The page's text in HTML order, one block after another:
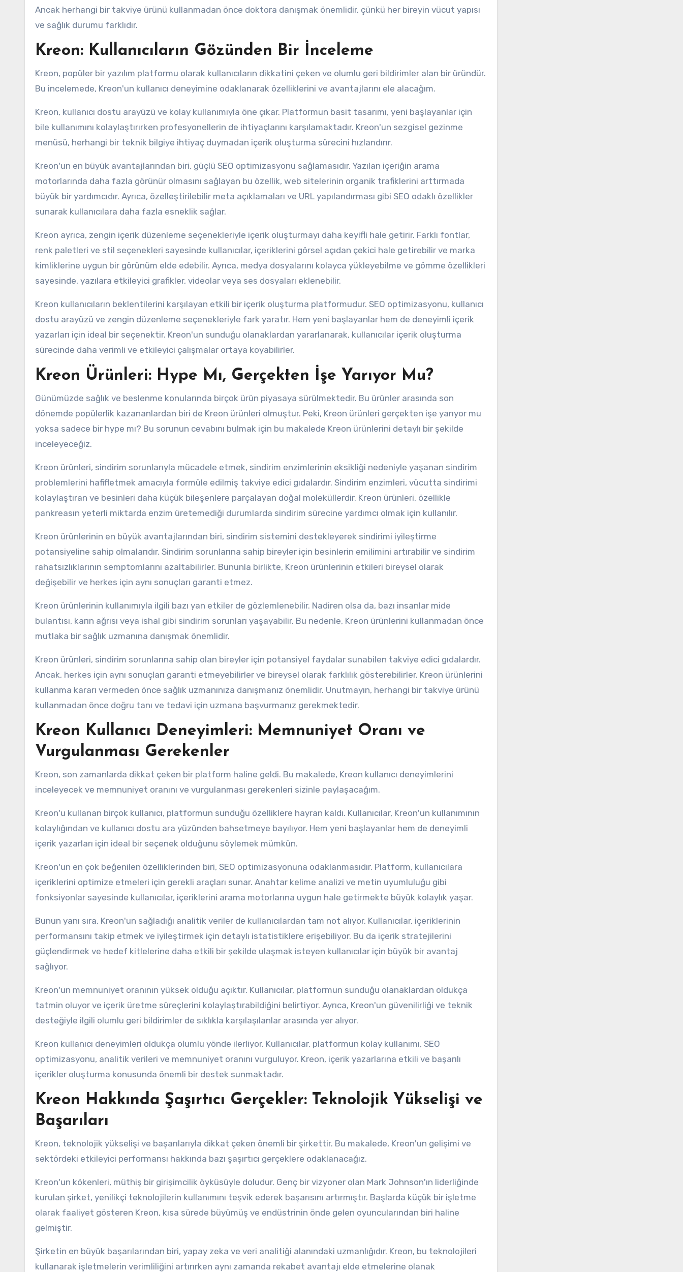
Ancak herhangi bir takviye ürünü kullanmadan önce doktora danışmak önemlidir, çünkü her bireyin vücut yapısı
ve sağlık durumu farklıdır.
Kreon: Kullanıcıların Gözünden Bir İnceleme
Kreon, popüler bir yazılım platformu olarak kullanıcıların dikkatini çeken ve olumlu geri bildirimler alan bir üründür.
Bu incelemede, Kreon'un kullanıcı deneyimine odaklanarak özelliklerini ve avantajlarını ele alacağım.
Kreon, kullanıcı dostu arayüzü ve kolay kullanımıyla öne çıkar. Platformun basit tasarımı, yeni başlayanlar için
bile kullanımını kolaylaştırırken profesyonellerin de ihtiyaçlarını karşılamaktadır. Kreon'un sezgisel gezinme
menüsü, herhangi bir teknik bilgiye ihtiyaç duymadan içerik oluşturma sürecini hızlandırır.
Kreon'un en büyük avantajlarından biri, güçlü SEO optimizasyonu sağlamasıdır. Yazılan içeriğin arama
motorlarında daha fazla görünür olmasını sağlayan bu özellik, web sitelerinin organik trafiklerini arttırmada
büyük bir yardımcıdır. Ayrıca, özelleştirilebilir meta açıklamaları ve URL yapılandırması gibi SEO odaklı özellikler
sunarak kullanıcılara daha fazla esneklik sağlar.
Kreon ayrıca, zengin içerik düzenleme seçenekleriyle içerik oluşturmayı daha keyifli hale getirir. Farklı fontlar,
renk paletleri ve stil seçenekleri sayesinde kullanıcılar, içeriklerini görsel açıdan çekici hale getirebilir ve marka
kimliklerine uygun bir görünüm elde edebilir. Ayrıca, medya dosyalarını kolayca yükleyebilme ve gömme özellikleri
sayesinde, yazılara etkileyici grafikler, videolar veya ses dosyaları eklenebilir.
Kreon kullanıcıların beklentilerini karşılayan etkili bir içerik oluşturma platformudur. SEO optimizasyonu, kullanıcı
dostu arayüzü ve zengin düzenleme seçenekleriyle fark yaratır. Hem yeni başlayanlar hem de deneyimli içerik
yazarları için ideal bir seçenektir. Kreon'un sunduğu olanaklardan yararlanarak, kullanıcılar içerik oluşturma
sürecinde daha verimli ve etkileyici çalışmalar ortaya koyabilirler.
Kreon Ürünleri: Hype Mı, Gerçekten İşe Yarıyor Mu?
Günümüzde sağlık ve beslenme konularında birçok ürün piyasaya sürülmektedir. Bu ürünler arasında son
dönemde popülerlik kazananlardan biri de Kreon ürünleri olmuştur. Peki, Kreon ürünleri gerçekten işe yarıyor mu
yoksa sadece bir hype mı? Bu sorunun cevabını bulmak için bu makalede Kreon ürünlerini detaylı bir şekilde
inceleyeceğiz.
Kreon ürünleri, sindirim sorunlarıyla mücadele etmek, sindirim enzimlerinin eksikliği nedeniyle yaşanan sindirim
problemlerini hafifletmek amacıyla formüle edilmiş takviye edici gıdalardır. Sindirim enzimleri, vücutta sindirimi
kolaylaştıran ve besinleri daha küçük bileşenlere parçalayan doğal moleküllerdir. Kreon ürünleri, özellikle
pankreasın yeterli miktarda enzim üretemediği durumlarda sindirim sürecine yardımcı olmak için kullanılır.
Kreon ürünlerinin en büyük avantajlarından biri, sindirim sistemini destekleyerek sindirimi iyileştirme
potansiyeline sahip olmalarıdır. Sindirim sorunlarına sahip bireyler için besinlerin emilimini artırabilir ve sindirim
rahatsızlıklarının semptomlarını azaltabilirler. Bununla birlikte, Kreon ürünlerinin etkileri bireysel olarak
değişebilir ve herkes için aynı sonuçları garanti etmez.
Kreon ürünlerinin kullanımıyla ilgili bazı yan etkiler de gözlemlenebilir. Nadiren olsa da, bazı insanlar mide
bulantısı, karın ağrısı veya ishal gibi sindirim sorunları yaşayabilir. Bu nedenle, Kreon ürünlerini kullanmadan önce
mutlaka bir sağlık uzmanına danışmak önemlidir.
Kreon ürünleri, sindirim sorunlarına sahip olan bireyler için potansiyel faydalar sunabilen takviye edici gıdalardır.
Ancak, herkes için aynı sonuçları garanti etmeyebilirler ve bireysel olarak farklılık gösterebilirler. Kreon ürünlerini
kullanma kararı vermeden önce sağlık uzmanınıza danışmanız önemlidir. Unutmayın, herhangi bir takviye ürünü
kullanmadan önce doğru tanı ve tedavi için uzmana başvurmanız gerekmektedir.
Kreon Kullanıcı Deneyimleri: Memnuniyet Oranı ve
Vurgulanması Gerekenler
Kreon, son zamanlarda dikkat çeken bir platform haline geldi. Bu makalede, Kreon kullanıcı deneyimlerini
inceleyecek ve memnuniyet oranını ve vurgulanması gerekenleri sizinle paylaşacağım.
Kreon'u kullanan birçok kullanıcı, platformun sunduğu özelliklere hayran kaldı. Kullanıcılar, Kreon'un kullanımının
kolaylığından ve kullanıcı dostu ara yüzünden bahsetmeye bayılıyor. Hem yeni başlayanlar hem de deneyimli
içerik yazarları için ideal bir seçenek olduğunu söylemek mümkün.
Kreon'un en çok beğenilen özelliklerinden biri, SEO optimizasyonuna odaklanmasıdır. Platform, kullanıcılara
içeriklerini optimize etmeleri için gerekli araçları sunar. Anahtar kelime analizi ve metin uyumluluğu gibi
fonksiyonlar sayesinde kullanıcılar, içeriklerini arama motorlarına uygun hale getirmekte büyük kolaylık yaşar.
Bunun yanı sıra, Kreon'un sağladığı analitik veriler de kullanıcılardan tam not alıyor. Kullanıcılar, içeriklerinin
performansını takip etmek ve iyileştirmek için detaylı istatistiklere erişebiliyor. Bu da içerik stratejilerini
güçlendirmek ve hedef kitlelerine daha etkili bir şekilde ulaşmak isteyen kullanıcılar için büyük bir avantaj
sağlıyor.
Kreon'un memnuniyet oranının yüksek olduğu açıktır. Kullanıcılar, platformun sunduğu olanaklardan oldukça
tatmin oluyor ve içerik üretme süreçlerini kolaylaştırabildiğini belirtiyor. Ayrıca, Kreon'un güvenilirliği ve teknik
desteğiyle ilgili olumlu geri bildirimler de sıklıkla karşılaşılanlar arasında yer alıyor.
Kreon kullanıcı deneyimleri oldukça olumlu yönde ilerliyor. Kullanıcılar, platformun kolay kullanımı, SEO
optimizasyonu, analitik verileri ve memnuniyet oranını vurguluyor. Kreon, içerik yazarlarına etkili ve başarılı
içerikler oluşturma konusunda önemli bir destek sunmaktadır.
Kreon Hakkında Şaşırtıcı Gerçekler: Teknolojik Yükselişi ve
Başarıları
Kreon, teknolojik yükselişi ve başarılarıyla dikkat çeken önemli bir şirkettir. Bu makalede, Kreon'un gelişimi ve
sektördeki etkileyici performansı hakkında bazı şaşırtıcı gerçeklere odaklanacağız.
Kreon'un kökenleri, müthiş bir girişimcilik öyküsüyle doludur. Genç bir vizyoner olan Mark Johnson'ın liderliğinde
kurulan şirket, yenilikçi teknolojilerin kullanımını teşvik ederek başarısını artırmıştır. Başlarda küçük bir işletme
olarak faaliyet gösteren Kreon, kısa sürede büyümüş ve endüstrinin önde gelen oyuncularından biri haline
gelmiştir.
Şirketin en büyük başarılarından biri, yapay zeka ve veri analitiği alanındaki uzmanlığıdır. Kreon, bu teknolojileri
kullanarak işletmelerin verimliliğini artırırken aynı zamanda rekabet avantajı elde etmelerine olanak